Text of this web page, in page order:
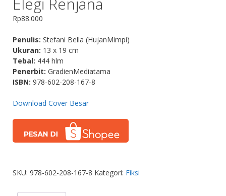
Rp88.000
Penulis: Stefani Bella (HujanMimpi)
Ukuran: 13 x 19 cm
Tebal: 444 hlm
Penerbit: GradienMediatama
ISBN: 978-602-208-167-8
Download Cover Besar
SKU: 978-602-208-167-8 Kategori: Fiksi